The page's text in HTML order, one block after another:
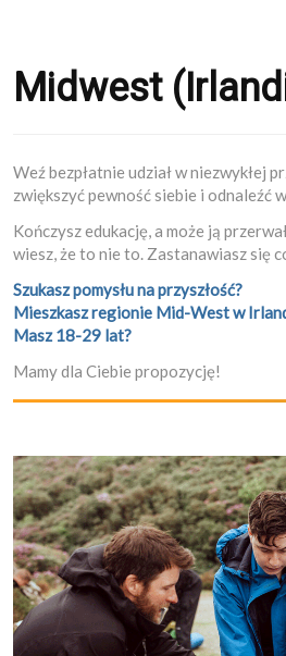
Midwest
Weź bezpłatnie udział w niezwykłej
zwiększyć pewność siebie i odnaleźć
Kończysz edukację, a może ją
wiesz, że to nie to. Zastanawiasz się
Szukasz pomysłu na przyszłość?
Mieszkasz regionie Mid-West w
Masz 18-29 lat?
Mamy dla Ciebie propozycję!